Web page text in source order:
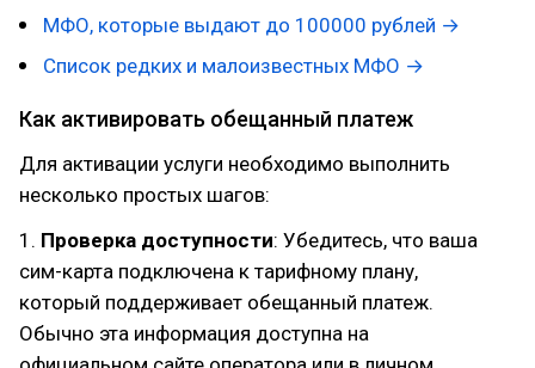
МФО, которые выдают до 100000 рублей →
Список редких и малоизвестных МФО →
Как активировать обещанный платеж
Для активации услуги необходимо выполнить
несколько простых шагов:
1. Проверка доступности: Убедитесь, что ваша
сим-карта подключена к тарифному плану,
который поддерживает обещанный платеж.
Обычно эта информация доступна на